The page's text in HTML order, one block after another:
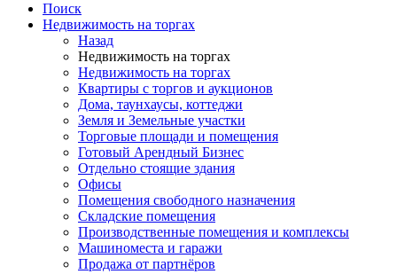
Поиск
Недвижимость на торгах
Назад
Недвижимость на торгах
Недвижимость на торгах
Квартиры с торгов и аукционов
Дома, таунхаусы, коттеджи
Земля и Земельные участки
Торговые площади и помещения
Готовый Арендный Бизнес
Отдельно стоящие здания
Офисы
Помещения свободного назначения
Складские помещения
Производственные помещения и комплексы
Машиноместа и гаражи
Продажа от партнёров